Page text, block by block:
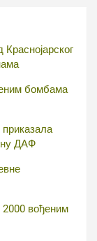
бомбама
приказала
ДАФ
вођеним